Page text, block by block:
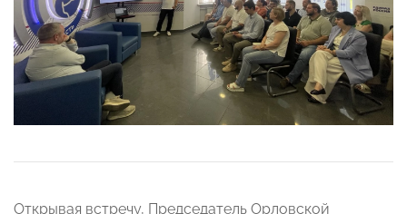
Открывая встречу, Председатель Орловской